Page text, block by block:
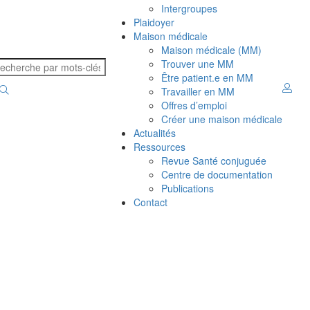
Intergroupes
Plaidoyer
Maison médicale
Maison médicale (MM)
Trouver une MM
Être patient.e en MM
Travailler en MM
Offres d’emploi
Créer une maison médicale
Actualités
Ressources
Revue Santé conjuguée
Centre de documentation
Publications
Contact